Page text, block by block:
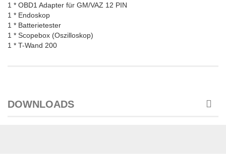
1 * OBD1 Adapter für GM/VAZ 12 PIN
1 * Endoskop
1 * Batterietester
1 * Scopebox (Oszilloskop)
1 * T-Wand 200
DOWNLOADS